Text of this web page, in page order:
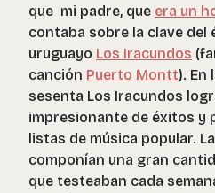
que mi padre, que era un
contaba sobre la clave del
uruguayo Los Iracundos
canción Puerto Montt). En
sesenta Los Iracundos
impresionante de éxitos y
listas de música popular.
componían una gran
que testeaban cada